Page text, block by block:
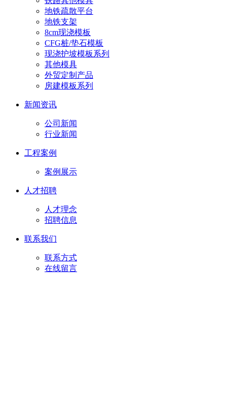
地铁疏散平台
地铁支架
8cm现浇模板
CFG桩/垫石模板
现浇护坡模板系列
其他模具
外贸定制产品
房建模板系列
新闻资讯
公司新闻
行业新闻
工程案例
案例展示
人才招聘
人才理念
招聘信息
联系我们
联系方式
在线留言